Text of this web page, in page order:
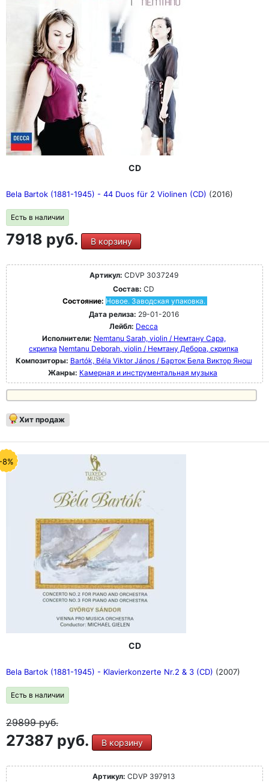
CD
Bela Bartok (1881-1945) - 44 Duos für 2 Violinen (CD) (2016)
Есть в наличии
7918 руб. В корзину
Артикул: CDVP 3037249
Состав: CD
Состояние: Новое. Заводская упаковка.
Дата релиза: 29-01-2016
Лейбл: Decca
Исполнители: Nemtanu Sarah, violin / Немтану Сара,
скрипка Nemtanu Deborah, violin / Немтану Дебора, скрипка
Композиторы: Bartók, Béla Viktor János / Барток Бела Виктор Янош
Жанры: Камерная и инструментальная музыка
Хит продаж
8%
CD
Bela Bartok (1881-1945) - Klavierkonzerte Nr.2 & 3 (CD) (2007)
Есть в наличии
29899руб.
27387 руб. В корзину
Артикул: CDVP 397913